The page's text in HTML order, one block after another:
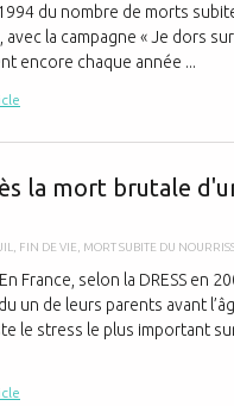
du nombre de morts
la campagne « Je dors sur
encore chaque année ...
la mort brutale
FIN DE VIE MORT SUBITE DU
France, selon la DRESS en
un de leurs parents avant
le stress le plus important